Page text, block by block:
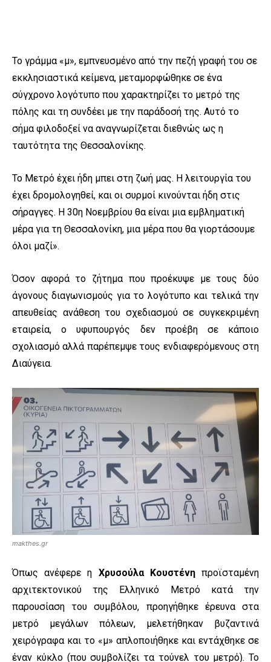
Το γράμμα «μ», εμπνευσμένο από την πεζή γραφή του σε
εκκλησιαστικά κείμενα, μεταμορφώθηκε σε ένα
σύγχρονο λογότυπο που χαρακτηρίζει το μετρό της
πόλης και τη συνδέει με την παράδοσή της. Αυτό το
σήμα φιλοδοξεί να αναγνωρίζεται διεθνώς ως η
ταυτότητα της Θεσσαλονίκης.
Το Μετρό έχει ήδη μπει στη ζωή μας. Η λειτουργία του
έχει δρομολογηθεί, και οι συρμοί κινούνται ήδη στις
σήραγγες. Η 30η Νοεμβρίου θα είναι μια εμβληματική
μέρα για τη Θεσσαλονίκη, μια μέρα που θα γιορτάσουμε
όλοι μαζί».
Όσον αφορά το ζήτημα που προέκυψε με τους δύο
άγονους διαγωνισμούς για το λογότυπο και τελικά την
απευθείας ανάθεση του σχεδιασμού σε συγκεκριμένη
εταιρεία, ο υφυπουργός δεν προέβη σε κάποιο
σχολιασμό αλλά παρέπεμψε τους ενδιαφερόμενους στη
Διαύγεια.
makthes.gr
Όπως ανέφερε η Χρυσούλα Κουστένηπροϊσταμένη
αρχιτεκτονικού της Ελληνικό Μετρό κατά την
παρουσίαση του συμβόλου, προηγήθηκε έρευνα στα
μετρό μεγάλων πόλεων, μελετήθηκαν βυζαντινά
χειρόγραφα και το «μ» απλοποιήθηκε και εντάχθηκε σε
έναν κύκλο (που συμβολίζει τα τούνελ του μετρό). Το